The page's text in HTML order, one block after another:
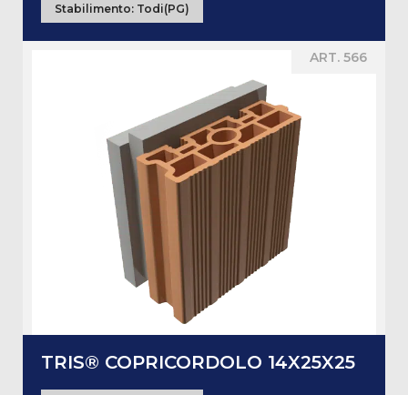
Stabilimento: Todi(PG)
ART. 566
TRIS® COPRICORDOLO 14X25X25